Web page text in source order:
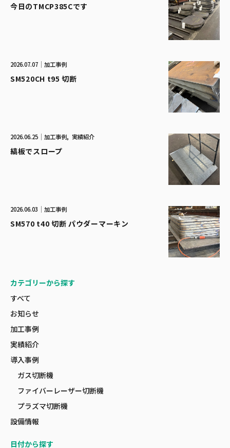
今日のTMCP385Cです
2026.07.07 加工事例
SM520CH t95 切断
2026.06.25 加工事例 実績紹介
縞板でスロープ
2026.06.03 加工事例
SM570 t40 切断 パウダーマーキン
カテゴリーから探す
すべて
お知らせ
加工事例
実績紹介
導入事例
ガス切断機
ファイバーレーザー切断機
プラズマ切断機
設備情報
日付から探す